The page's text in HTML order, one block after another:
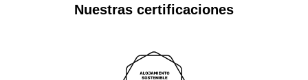
Nuestras certificaciones